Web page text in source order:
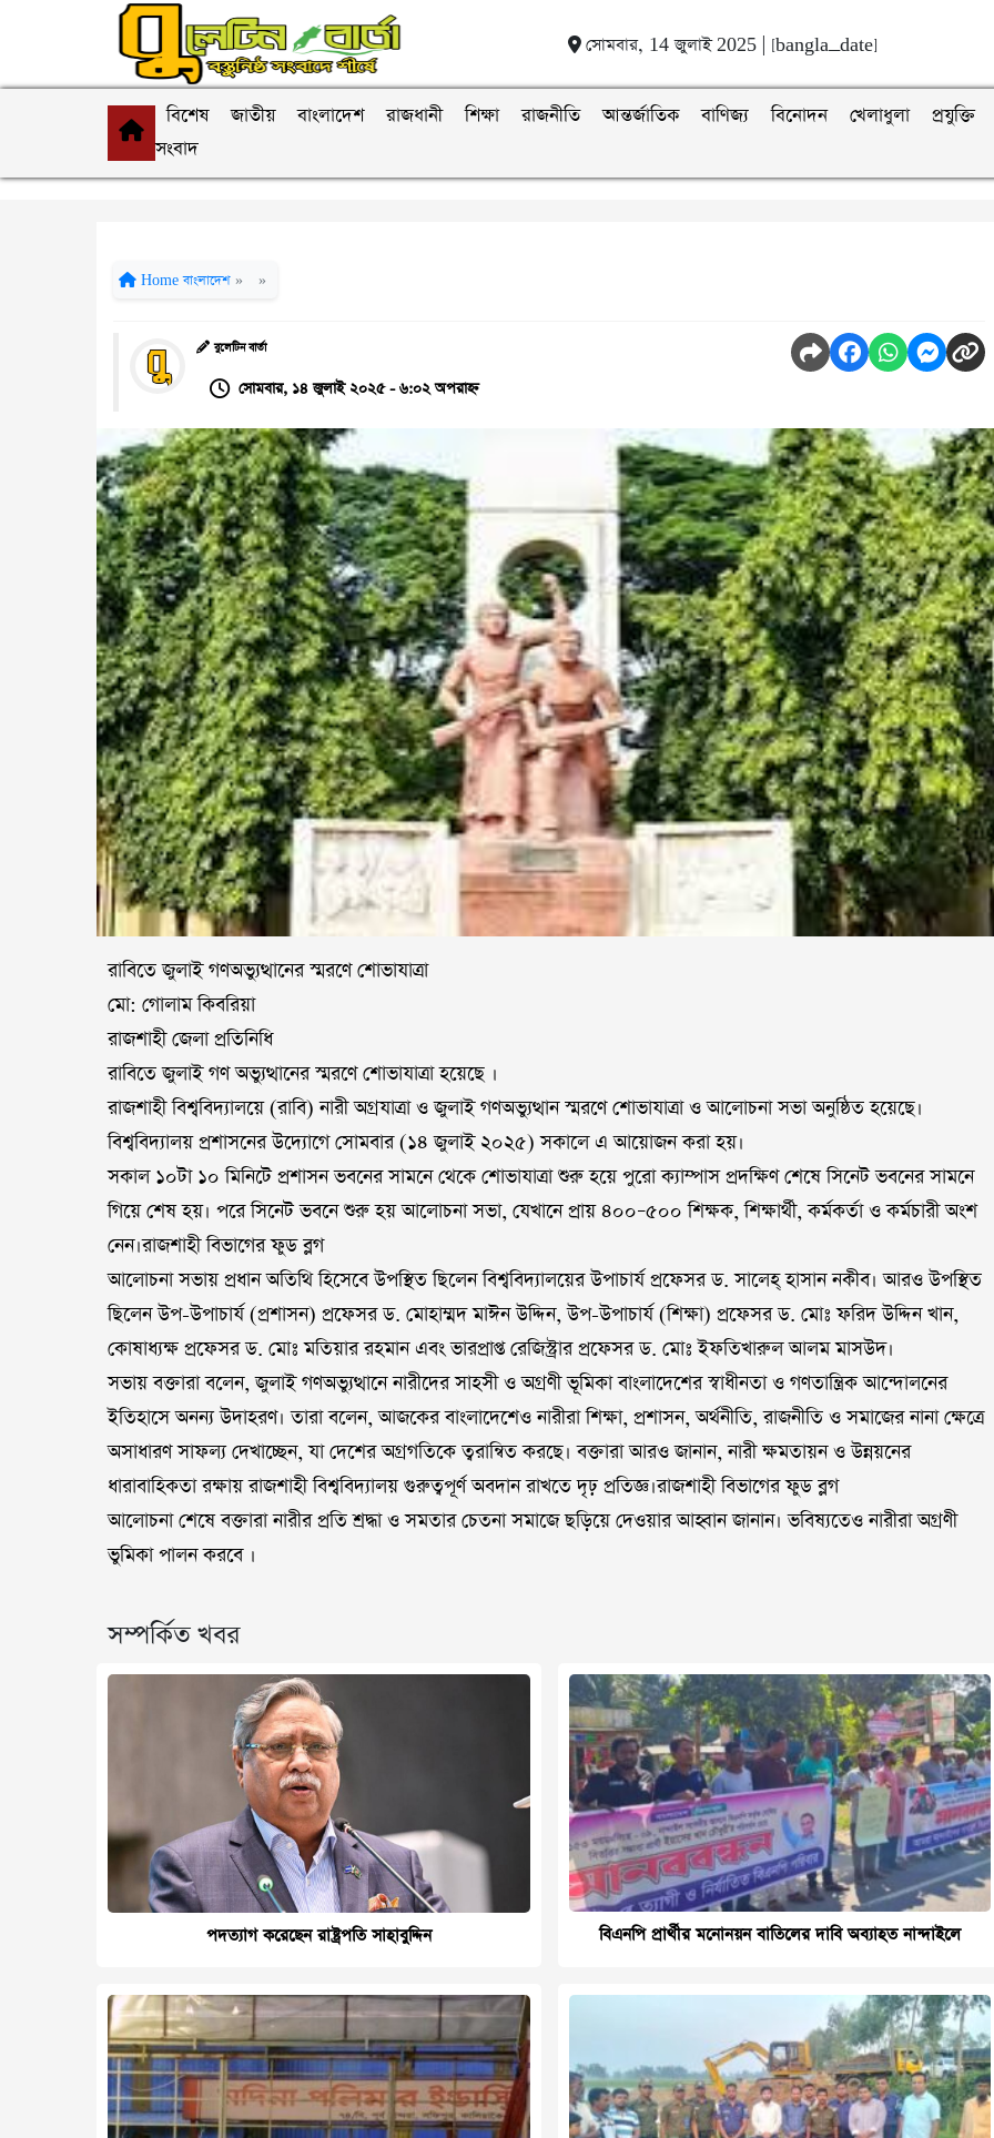
সোমবার, 14 জুলাই 2025 | [bangla_date]
বিশেষ
সংবাদ
জাতীয় বাংলাদেশ রাজধানী শিক্ষা রাজনীতি আন্তর্জাতিক বাণিজ্য বিনোদন খেলাধুলা প্রযুক্তি
Home বাংলাদেশ » »
বুলেটিন বার্তা
সোমবার, ১৪ জুলাই ২০২৫ - ৬:০২ অপরাহ্ন
রাবিতে জুলাই গণঅভ্যুত্থানের স্মরণে শোভাযাত্রা
মো: গোলাম কিবরিয়া
রাজশাহী জেলা প্রতিনিধি
রাবিতে জুলাই গণ অভ্যুত্থানের স্মরণে শোভাযাত্রা হয়েছে ।
রাজশাহী বিশ্ববিদ্যালয়ে (রাবি) নারী অগ্রযাত্রা ও জুলাই গণঅভ্যুত্থান স্মরণে শোভাযাত্রা ও আলোচনা সভা অনুষ্ঠিত হয়েছে।
বিশ্ববিদ্যালয় প্রশাসনের উদ্যোগে সোমবার (১৪ জুলাই ২০২৫) সকালে এ আয়োজন করা হয়।
সকাল ১০টা ১০ মিনিটে প্রশাসন ভবনের সামনে থেকে শোভাযাত্রা শুরু হয়ে পুরো ক্যাম্পাস প্রদক্ষিণ শেষে সিনেট ভবনের সামনে
গিয়ে শেষ হয়। পরে সিনেট ভবনে শুরু হয় আলোচনা সভা, যেখানে প্রায় ৪০০–৫০০ শিক্ষক, শিক্ষার্থী, কর্মকর্তা ও কর্মচারী অংশ
নেন।রাজশাহী বিভাগের ফুড ব্লগ
আলোচনা সভায় প্রধান অতিথি হিসেবে উপস্থিত ছিলেন বিশ্ববিদ্যালয়ের উপাচার্য প্রফেসর ড. সালেহ্ হাসান নকীব। আরও উপস্থিত
ছিলেন উপ-উপাচার্য (প্রশাসন) প্রফেসর ড. মোহাম্মদ মাঈন উদ্দিন, উপ-উপাচার্য (শিক্ষা) প্রফেসর ড. মোঃ ফরিদ উদ্দিন খান,
কোষাধ্যক্ষ প্রফেসর ড. মোঃ মতিয়ার রহমান এবং ভারপ্রাপ্ত রেজিস্ট্রার প্রফেসর ড. মোঃ ইফতিখারুল আলম মাসউদ।
সভায় বক্তারা বলেন, জুলাই গণঅভ্যুত্থানে নারীদের সাহসী ও অগ্রণী ভূমিকা বাংলাদেশের স্বাধীনতা ও গণতান্ত্রিক আন্দোলনের
ইতিহাসে অনন্য উদাহরণ। তারা বলেন, আজকের বাংলাদেশেও নারীরা শিক্ষা, প্রশাসন, অর্থনীতি, রাজনীতি ও সমাজের নানা ক্ষেত্রে
অসাধারণ সাফল্য দেখাচ্ছেন, যা দেশের অগ্রগতিকে ত্বরান্বিত করছে। বক্তারা আরও জানান, নারী ক্ষমতায়ন ও উন্নয়নের
ধারাবাহিকতা রক্ষায় রাজশাহী বিশ্ববিদ্যালয় গুরুত্বপূর্ণ অবদান রাখতে দৃঢ় প্রতিজ্ঞ।রাজশাহী বিভাগের ফুড ব্লগ
আলোচনা শেষে বক্তারা নারীর প্রতি শ্রদ্ধা ও সমতার চেতনা সমাজে ছড়িয়ে দেওয়ার আহ্বান জানান। ভবিষ্যতেও নারীরা অগ্রণী
ভুমিকা পালন করবে ।
সম্পর্কিত খবর
পদত্যাগ করেছেন রাষ্ট্রপতি সাহাবুদ্দিন বিএনপি প্রার্থীর মনোনয়ন বাতিলের দাবি অব্যাহত নান্দাইলে